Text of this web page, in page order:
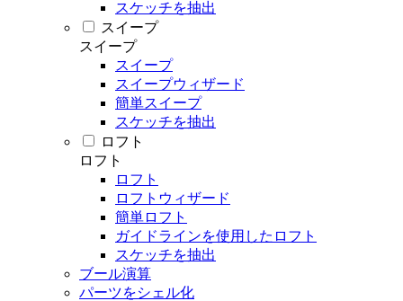
スケッチを抽出
スイープ
スイープ
スイープ
スイープウィザード
簡単スイープ
スケッチを抽出
ロフト
ロフト
ロフト
ロフトウィザード
簡単ロフト
ガイドラインを使用したロフト
スケッチを抽出
ブール演算
パーツをシェル化